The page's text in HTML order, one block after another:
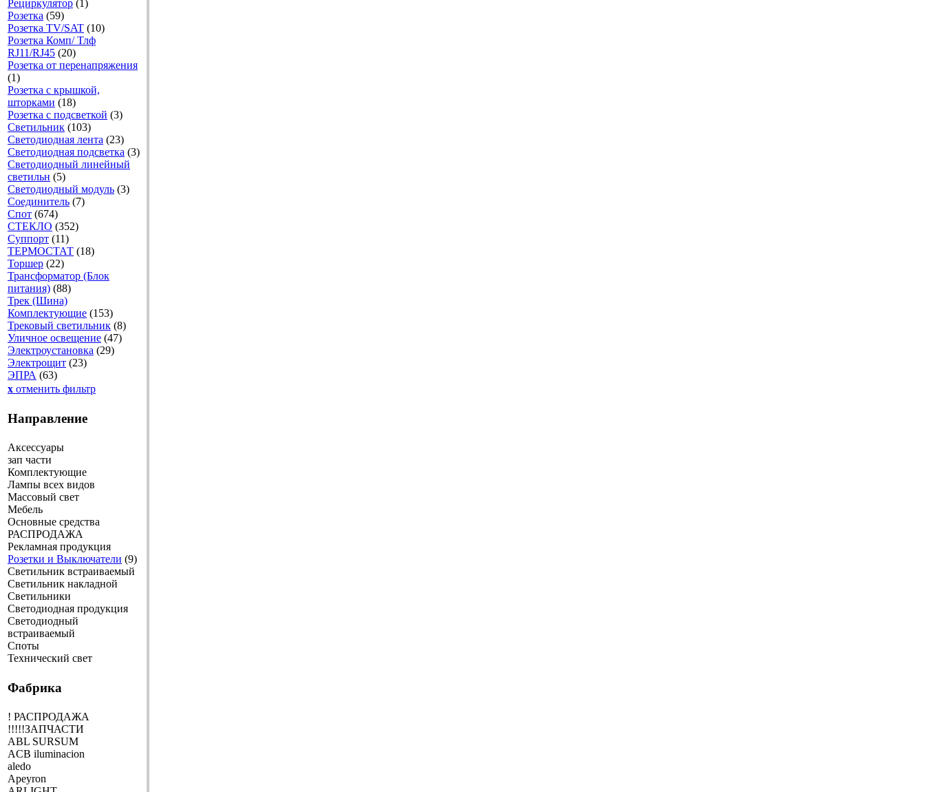
Рециркулятор (1)
Розетка (59)
Розетка TV/SAT (10)
Розетка Комп/ Тлф
RJ11/RJ45 (20)
Розетка от перенапряжения
(1)
Розетка с крышкой,
шторками (18)
Розетка с подсветкой (3)
Светильник (103)
Светодиодная лента (23)
Светодиодная подсветка (3)
Светодиодный линейный
светильн (5)
Светодиодный модуль (3)
Соединитель (7)
Спот (674)
СТЕКЛО (352)
Суппорт (11)
ТЕРМОСТАТ (18)
Торшер (22)
Трансформатор (Блок
питания) (88)
Трек (Шина)
Комплектующие (153)
Трековый светильник (8)
Уличное освещение (47)
Электроустановка (29)
Электрощит (23)
ЭПРА (63)
x отменить фильтр
Направление
Аксессуары
зап части
Комплектующие
Лампы всех видов
Массовый свет
Мебель
Основные средства
РАСПРОДАЖА
Рекламная продукция
Розетки и Выключатели (9)
Светильник встраиваемый
Светильник накладной
Светильники
Светодиодная продукция
Светодиодный
встраиваемый
Споты
Технический свет
Фабрика
! РАСПРОДАЖА
!!!!!ЗАПЧАСТИ
ABL SURSUM
ACB iluminacion
aledo
Apeyron